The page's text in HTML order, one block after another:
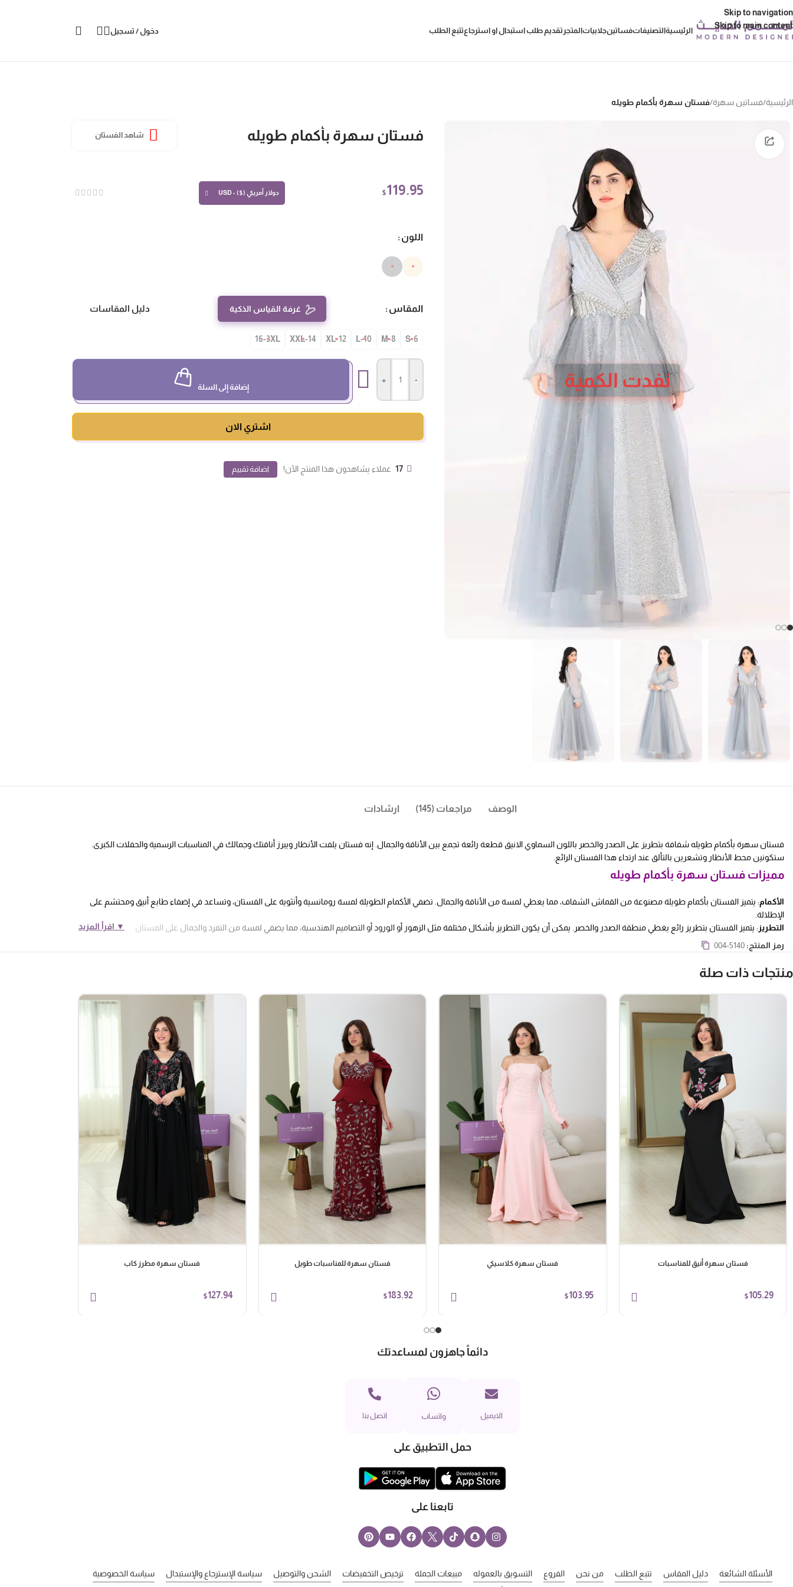
Skip to navigation
Skip to main content
الرئيسيةالتصنيفاتفساتينجلابياتالمتجر تقديم طلب استبدال او استرجاعتتبع الطلب دخول / تسجيل
الرئيسية/فساتين سهرة/فستان سهرة بأكمام طويله
نفدت الكمية
فستان سهرة بأكمام طويله شاهد الفستان
$119.95 دولار أمريكي ($) - USD
اللون
المقاس غرفة القياس الذكية دليل المقاسات
S-6
8-M
10-L
12-XL
14-XXL
16-3XL
-
+
إضافة إلى السلة
اشتري الان
17 عملاء يشاهدون هذا المنتج الآن! اضافة تقييم
الوصف مراجعات (145) ارشادات
فستان سهرة بأكمام طويله شفافة بتطريز على الصدر والخصر باللون السماوي الانيق قطعة رائعة تجمع بين الأناقة والجمال. إنه فستان يلفت الأنظار ويبرز أناقتك وجمالك في المناسبات الرسمية والحفلات الكبرى.
ستكونين محط الأنظار وتشعرين بالتألق عند ارتداء هذا الفستان الرائع.
مميزات فستان سهرة بأكمام طويله
الأكمام
▼ اقرأ المزيد
: يتميز الفستان بأكمام طويلة مصنوعة من القماش الشفاف، مما يعطي لمسة من الأناقة والجمال. تضفي الأكمام الطويلة لمسة رومانسية وأنثوية على الفستان، وتساعد في إضفاء طابع أنيق ومحتشم على
الإطلالة.
التطريز : يتميز الفستان بتطريز رائع يغطي منطقة الصدر والخصر. يمكن أن يكون التطريز بأشكال مختلفة مثل الزهور أو الورود أو التصاميم الهندسية، مما يضفي لمسة من التفرد والجمال على الفستان.
اللون
: يتميز الفستان بلون سماوي أنيق وجذاب. إن اللون السماوي يعتبر لونًا هادئًا وأنيقًا في آن واحد، ويضفي جوًا من السحر والرومانسية على الإطلالة. إنه لون يناسب مختلف ألوان البشرة ويضفي لمسة من الأناقة
والجمال على الفستان.
التصميم
: يجمع الفستان بين التصميم الراقي والأناقة. إن القصة المحكمة والمتناسقة للفستان تعزز تحديد الخصر وتبرز منحنيات الجسم بشكل جميل. بالإضافة إلى ذلك، تعطي الأكمام الشفافة والتطريز لمسة إضافية من
الأناقة والتميز.
رمز المنتج: 004-5140
منتجات ذات صلة
فستان سهرة أنيق للمناسبات
$105.29
فستان سهرة كلاسيكي
$103.95
فستان سهرة للمناسبات طويل
$183.92
فستان سهرة مطرز كاب
$127.94
دائماً جاهزون لمساعدتك
الايميل واتساب اتصل بنا
حمل التطبيق على
تابعنا على
الأسئلة الشائعة دليل المقاس تتبع الطلب من نحن الفروع التسويق بالعموله مبيعات الجملة ترخيص التخفيضات الشحن والتوصيل سياسة الإسترجاع والإستبدال
سياسة الخصوصية